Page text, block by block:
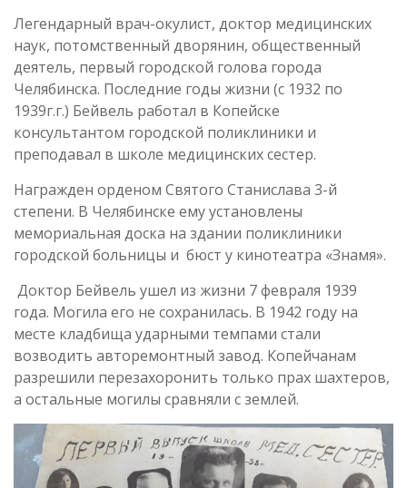
Легендарный врач-окулист, доктор медицинских
наук, потомственный дворянин, общественный
деятель, первый городской голова города
Челябинска. Последние годы жизни (с 1932 по
1939г.г.) Бейвель работал в Копейске
консультантом городской поликлиники и
преподавал в школе медицинских сестер.
Награжден орденом Святого Станислава 3-й
степени. В Челябинске ему установлены
мемориальная доска на здании поликлиники
городской больницы и бюст у кинотеатра «Знамя».
Доктор Бейвель ушел из жизни 7 февраля 1939
года. Могила его не сохранилась. В 1942 году на
месте кладбища ударными темпами стали
возводить авторемонтный завод. Копейчанам
разрешили перезахоронить только прах шахтеров,
а остальные могилы сравняли с землей.